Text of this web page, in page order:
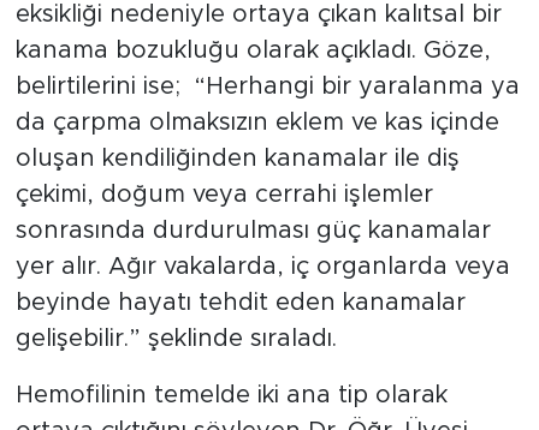
eksikliği nedeniyle ortaya çıkan kalıtsal bir
kanama bozukluğu olarak açıkladı. Göze,
belirtilerini ise; “Herhangi bir yaralanma ya
da çarpma olmaksızın eklem ve kas içinde
oluşan kendiliğinden kanamalar ile diş
çekimi, doğum veya cerrahi işlemler
sonrasında durdurulması güç kanamalar
yer alır. Ağır vakalarda, iç organlarda veya
beyinde hayatı tehdit eden kanamalar
gelişebilir.” şeklinde sıraladı.
Hemofilinin temelde iki ana tip olarak